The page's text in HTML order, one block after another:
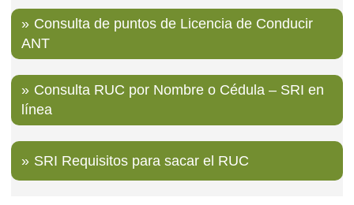
Consulta de puntos de Licencia de Conducir
ANT
Consulta RUC por Nombre o Cédula – SRI en
línea
SRI Requisitos para sacar el RUC